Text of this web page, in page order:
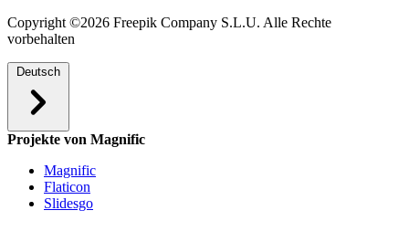
Copyright ©2026 Freepik Company S.L.U. Alle Rechte
vorbehalten
Deutsch
Projekte von Magnific
Magnific
Flaticon
Slidesgo